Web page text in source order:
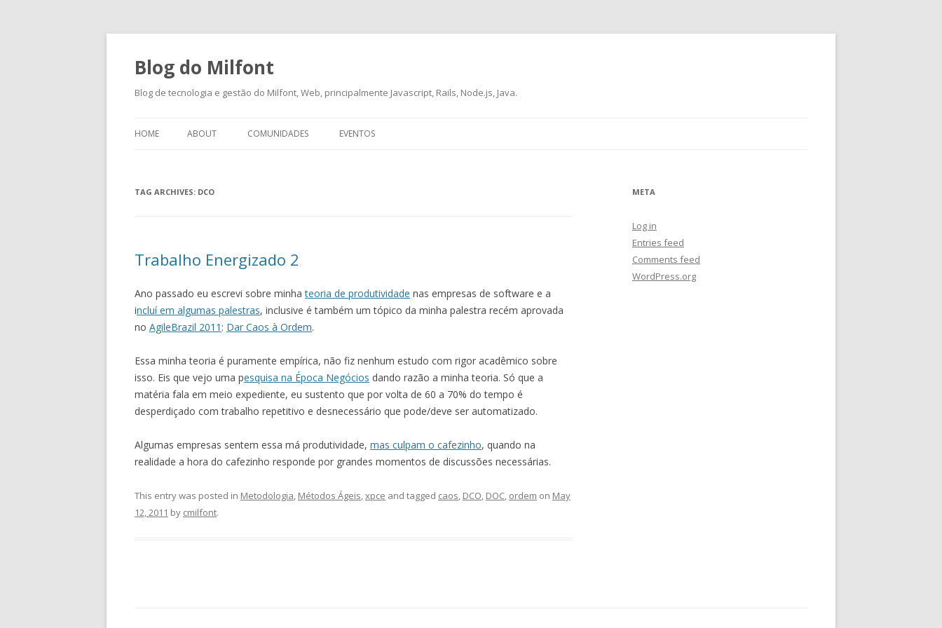
Blog do Milfont
Blog de tecnologia e gestão do Milfont, Web, principalmente Javascript, Rails, Node.js, Java.
HOME ABOUT COMUNIDADES EVENTOS
TAG ARCHIVES: DCO
Trabalho Energizado 2
Ano passado eu escrevi sobre minhateoria de produtividade nas empresas de software e a
incluí em algumas palestras, inclusive é também um tópico da minha palestra recém aprovada
no AgileBrazil 2011 : Dar Caos à Ordem.
Essa minha teoria é puramente empírica, não fiz nenhum estudo com rigor acadêmico sobre
isso. Eis que vejo uma pesquisa na Época Negócios dando razão a minha teoria. Só que a
matéria fala em meio expediente, eu sustento que por volta de 60 a 70% do tempo é
desperdiçado com trabalho repetitivo e desnecessário que pode/deve ser automatizado.
Algumas empresas sentem essa má produtividade, mas culpam o cafezinho, quando na
realidade a hora do cafezinho responde por grandes momentos de discussões necessárias.
This entry was posted in Metodologia, Métodos Ágeis,xpce and tagged caos, DCO, DOC, ordem on May
12, 2011 by cmilfont.
META
Log in
Entries feed
Comments feed
WordPress.org